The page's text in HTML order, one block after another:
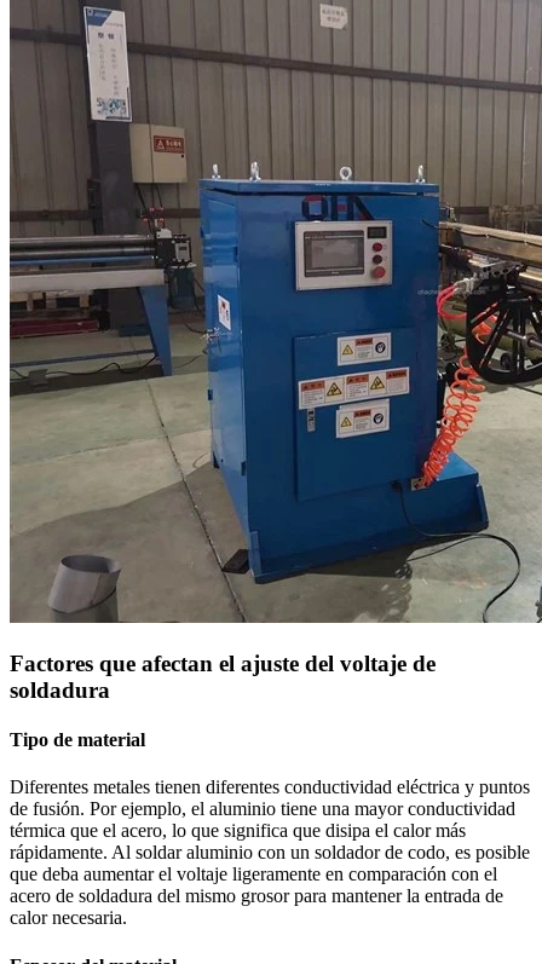
Factores que afectan el ajuste del voltaje de
soldadura
Tipo de material
Diferentes metales tienen diferentes conductividad eléctrica y puntos
de fusión. Por ejemplo, el aluminio tiene una mayor conductividad
térmica que el acero, lo que significa que disipa el calor más
rápidamente. Al soldar aluminio con un soldador de codo, es posible
que deba aumentar el voltaje ligeramente en comparación con el
acero de soldadura del mismo grosor para mantener la entrada de
calor necesaria.